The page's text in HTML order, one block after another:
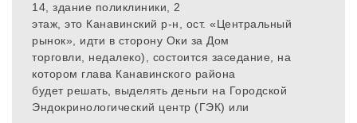
14, здание поликлиники, 2
этаж, это Канавинский р-н, ост. «Центральный
рынок», идти в сторону Оки за Дом
торговли, недалеко), состоится заседание, на
котором глава Канавинского района
будет решать, выделять деньги на Городской
Эндокринологический центр (ГЭК) или